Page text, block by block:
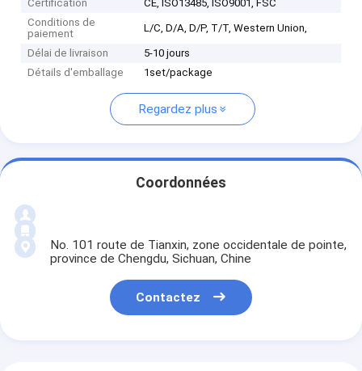
Certification
CE, ISO13485, ISO9001, FSC
Conditions de
paiement
L/C, D/A, D/P, T/T, Western Union,
Délai de livraison
5-10 jours
Détails d'emballage
1set/package
Regardez plus
Coordonnées
No. 101 route de Tianxin, zone occidentale de pointe,
province de Chengdu, Sichuan, Chine
Contactez